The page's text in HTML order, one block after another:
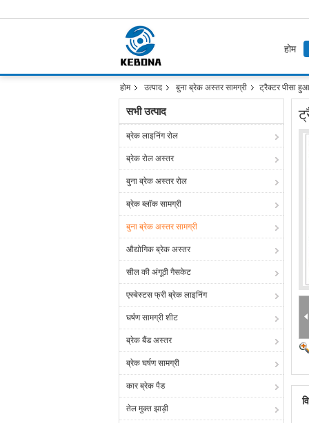
होम
होम उत्पाद बुना ब्रेक अस्तर सामग्री ट्रैक्टर पीसा
सभी उत्पाद
ब्रेक लाइनिंग रोल
ब्रेक रोल अस्तर
बुना ब्रेक अस्तर रोल
ब्रेक ब्लॉक सामग्री
बुना ब्रेक अस्तर सामग्री
औद्योगिक ब्रेक अस्तर
सील की अंगूठी गैसकेट
एस्बेस्टस फ्री ब्रेक लाइनिंग
घर्षण सामग्री शीट
ब्रेक बैंड अस्तर
ब्रेक घर्षण सामग्री
कार ब्रेक पैड
तेल मुक्त झाड़ी